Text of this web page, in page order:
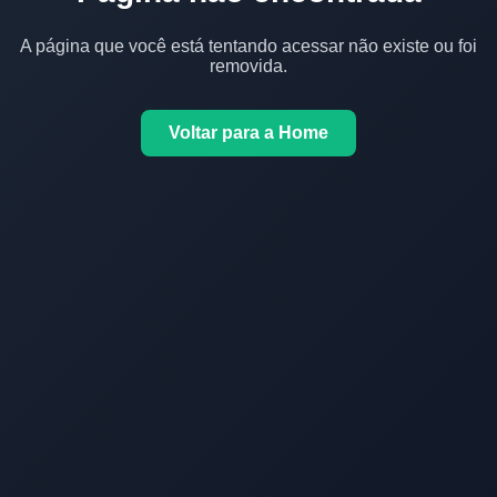
A página que você está tentando acessar não existe ou foi
removida.
Voltar para a Home